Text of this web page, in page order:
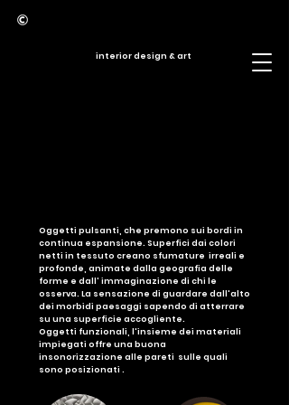
interior design & art
Oggetti pulsanti, che premono sui bordi in
continua espansione. Superfici dai colori
netti in tessuto creano sfumature irreali e
profonde, animate dalla geografia delle
forme e dall' immaginazione di chi le
osserva. La sensazione di guardare dall'alto
dei morbidi paesaggi sapendo di atterrare
su una superficie accogliente.
Oggetti funzionali, l'insieme dei materiali
impiegati offre una buona
insonorizzazione alle pareti sulle quali
sono posizionati .